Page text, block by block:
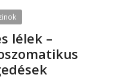
lélek –